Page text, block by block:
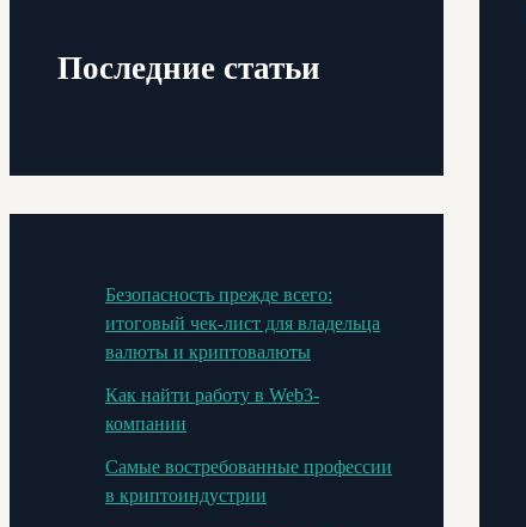
Последние статьи
Безопасность прежде всего:
итоговый чек-лист для владельца
валюты и криптовалюты
Как найти работу в Web3-
компании
Самые востребованные профессии
в криптоиндустрии